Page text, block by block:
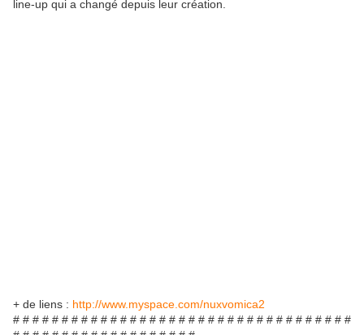
line-up qui a changé depuis leur création.
+ de liens : http://www.myspace.com/nuxvomica2
# # # # # # # # # # # # # # # # # # # # # # # # # # # # # # # # # # #